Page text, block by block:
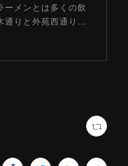
ーメンとは多くの飲
りと外苑西通り…